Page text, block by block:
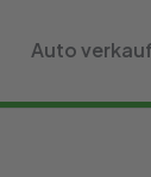
Auto